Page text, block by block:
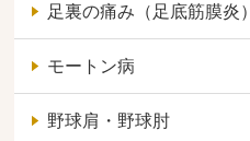
足裏の痛み（足底筋膜炎）
モートン病
野球肩・野球肘